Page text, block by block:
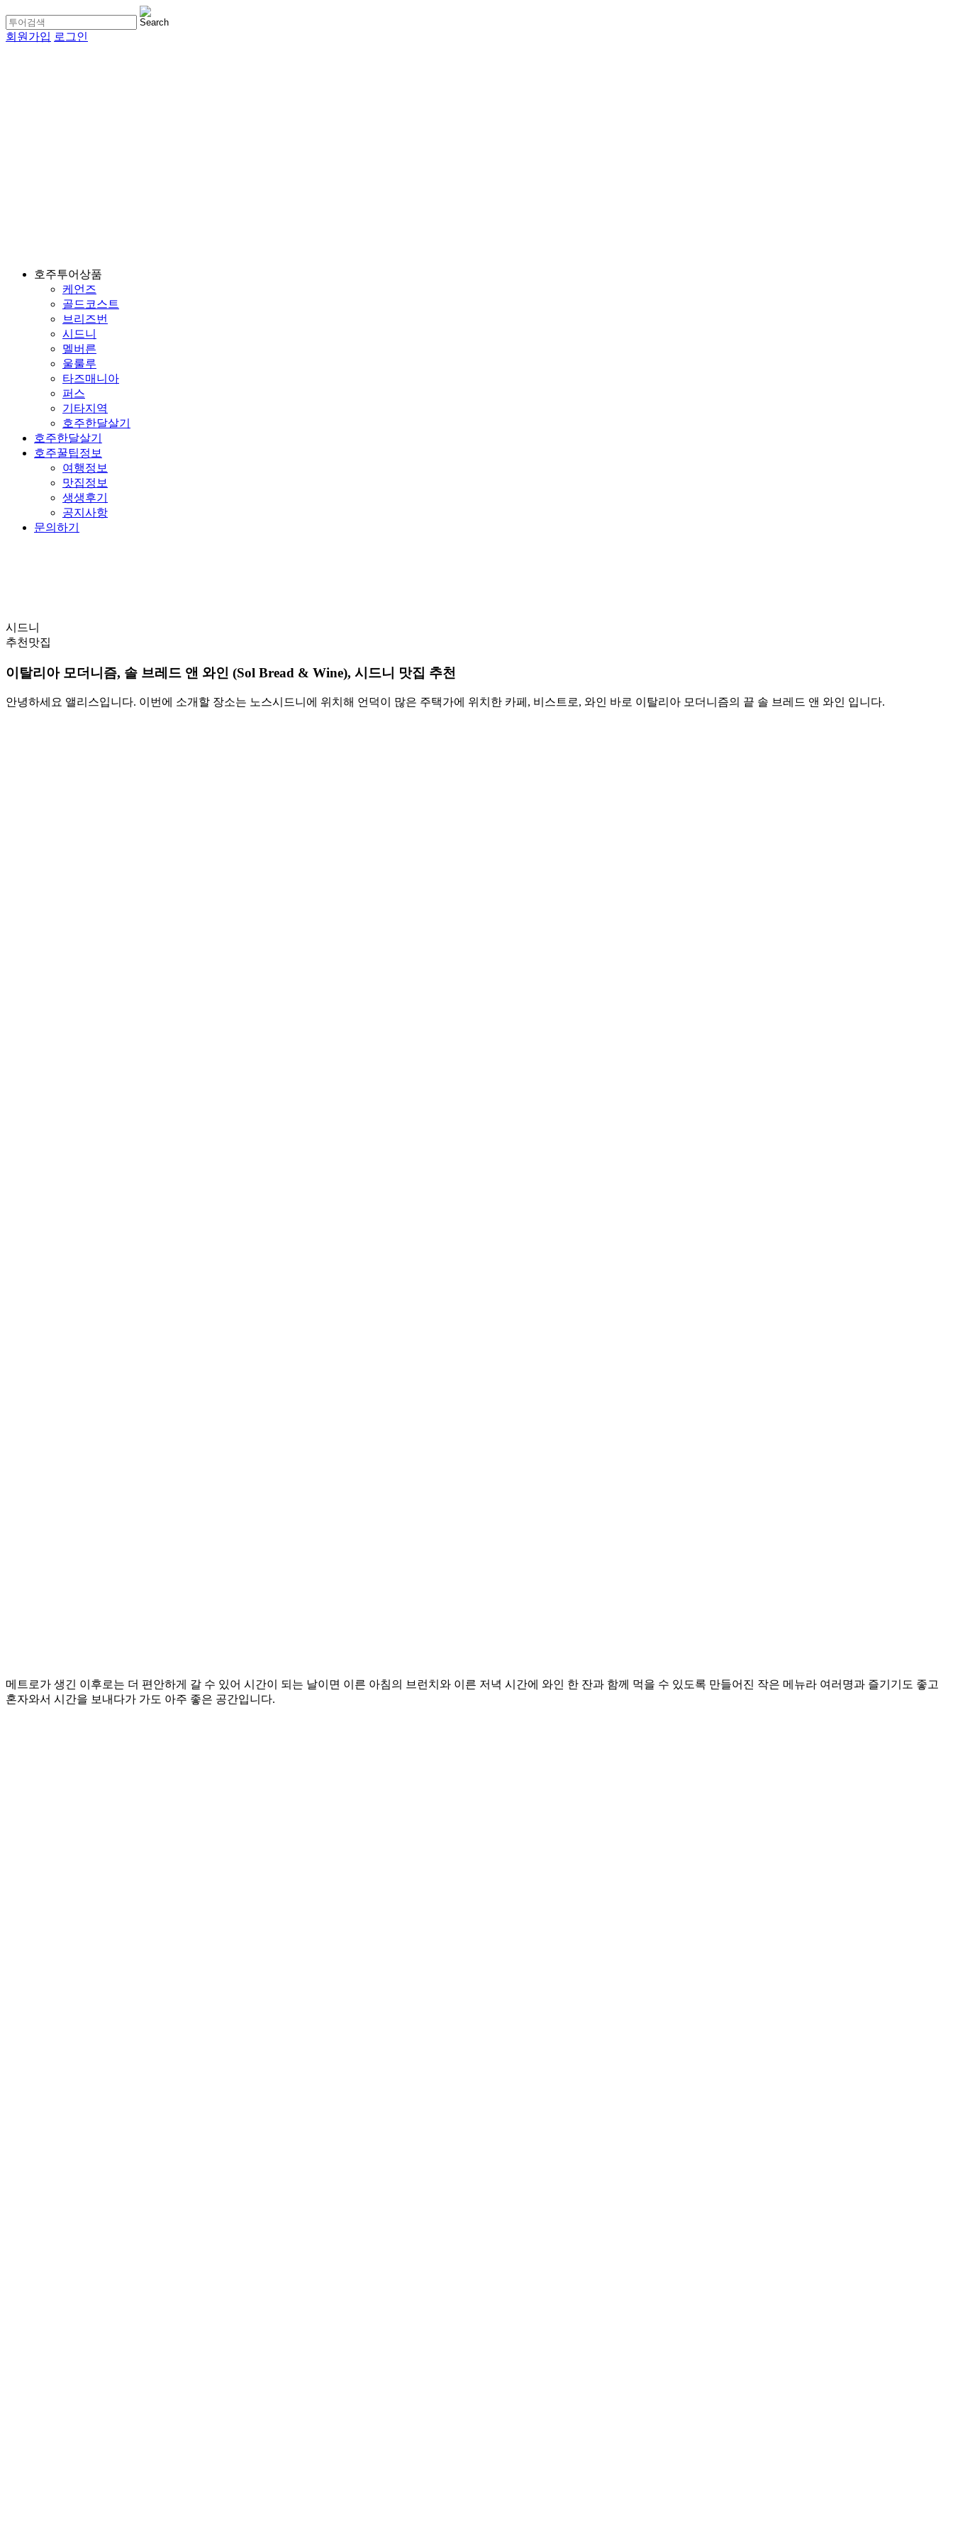
회원가입 로그인
호주투어상품
케언즈
골드코스트
브리즈번
시드니
멜버른
울룰루
타즈매니아
퍼스
기타지역
호주한달살기
호주한달살기
호주꿀팁정보
여행정보
맛집정보
생생후기
공지사항
문의하기
시드니
추천맛집
이탈리아 모더니즘, 솔 브레드 앤 와인 (Sol Bread & Wine), 시드니 맛집 추천
안녕하세요 앨리스입니다. 이번에 소개할 장소는 노스시드니에 위치해 언덕이 많은 주택가에 위치한 카페, 비스트로, 와인 바로 이탈리아 모더니즘의 끝 솔 브레드 앤 와인 입니다.
메트로가 생긴 이후로는 더 편안하게 갈 수 있어 시간이 되는 날이면 이른 아침의 브런치와 이른 저녁 시간에 와인 한 잔과 함께 먹을 수 있도록 만들어진 작은 메뉴라 여러명과 즐기기도 좋고
혼자와서 시간을 보내다가 가도 아주 좋은 공간입니다.